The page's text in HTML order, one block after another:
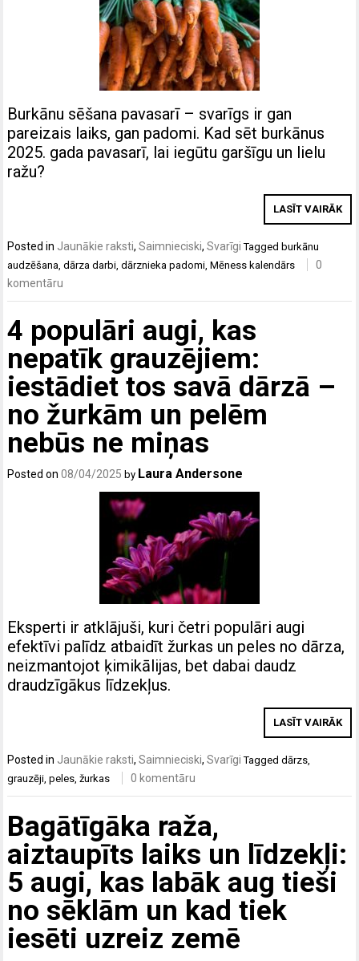
Burkānu sēšana pavasarī – svarīgs ir gan
pareizais laiks, gan padomi. Kad sēt burkānus
2025. gada pavasarī, lai iegūtu garšīgu un lielu
ražu?
LASĪT VAIRĀK
Posted in Jaunākie raksti,Saimnieciski,Svarīgi Tagged burkānu
audzēšana ,dārza darbi ,dārznieka padomi ,Mēness kalendārs
0
komentāru
4 populāri augi, kas
nepatīk grauzējiem:
iestādiet tos savā dārzā –
no žurkām un pelēm
nebūs ne miņas
Posted on08/04/2025 by Laura Andersone
Eksperti ir atklājuši, kuri četri populāri augi
efektīvi palīdz atbaidīt žurkas un peles no dārza,
neizmantojot ķimikālijas, bet dabai daudz
draudzīgākus līdzekļus.
LASĪT VAIRĀK
Posted in Jaunākie raksti,Saimnieciski,Svarīgi Taggeddārzs,
grauzēji,peles,žurkas 0 komentāru
Bagātīgāka raža,
aiztaupīts laiks un līdzekļi:
5 augi, kas labāk aug tieši
no sēklām un kad tiek
iesēti uzreiz zemē